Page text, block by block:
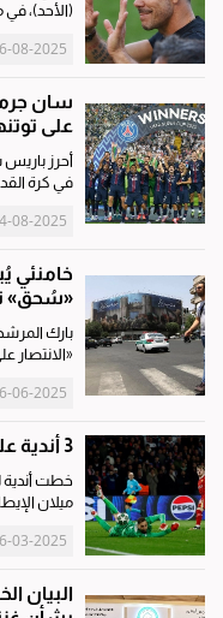
(الأحد)،
بلباو مع
08-2025
سان
على
أحرز
08-2025 | 00:17
خامنئي
«سُحق»
بارك
«الانتصار
مدى 12 يوماً. ودوّن خامنئي عبر حسابه في منصة «إكس»...
06-2025 | 13:31
3 أندية على مشارف ربع النهائي
خطت أندية
ميلان
بعد أن حققت
03-2025 | 01:13
البيان